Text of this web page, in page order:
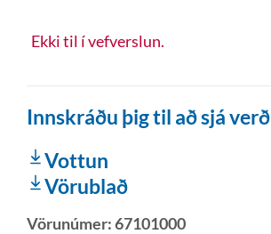
Ekki til í vefverslun.
Innskráðu þig til að sjá verð
Vottun
Vörublað
Vörunúmer:67101000